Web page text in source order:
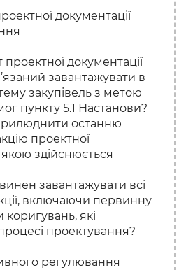
документації
документації
завантажувати в
закупівель з метою
пункту 5.1 Настанови?
останню
проектної
якою здійснюється
завантажувати всі
включаючи первинну
коригувань, які
проектування?
регулювання